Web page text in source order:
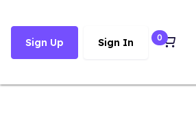
0
Sign In
Sign Up